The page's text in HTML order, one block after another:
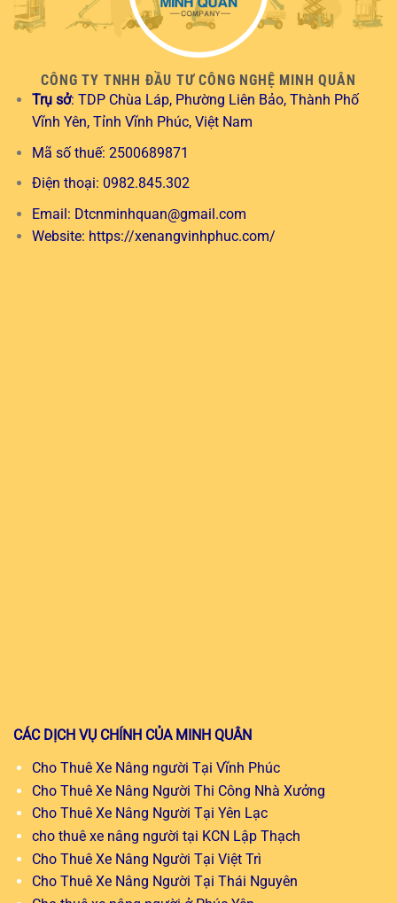
CÔNG TY TNHH ĐẦU TƯ CÔNG NGHỆ MINH QUÂN
Trụ sở: TDP Chùa Láp, Phường Liên Bảo, Thành Phố
Vĩnh Yên, Tỉnh Vĩnh Phúc, Việt Nam
Mã số thuế: 2500689871
Điện thoại: 0982.845.302
Email: Dtcnminhquan@gmail.com
Website: https://xenangvinhphuc.com/
CÁC DỊCH VỤ CHÍNH CỦA MINH QUÂN
Cho Thuê Xe Nâng người Tại Vĩnh Phúc
Cho Thuê Xe Nâng Người Thi Công Nhà Xưởng
Cho Thuê Xe Nâng Người Tại Yên Lạc
cho thuê xe nâng người tại KCN Lập Thạch
Cho Thuê Xe Nâng Người Tại Việt Trì
Cho Thuê Xe Nâng Người Tại Thái Nguyên